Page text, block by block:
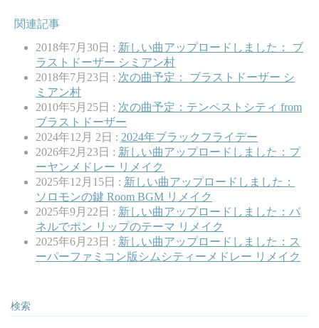
関連記事
2018年7月30日 : 新しい曲アップロードしました： ブ
ラストドーザー シミアン村
2018年7月23日 : 次の曲予定： ブラストドーザー シ
ミアン村
2010年5月25日 : 次の曲予定：テンペストシティ from
ブラストドーザー
2024年12月 2日 : 2024年ブラックフライデー
2026年2月23日 : 新しい曲アップロードしました：プ
ーヤンメドレー リメイク
2025年12月15日 : 新しい曲アップロードしました：
ソロモンの鍵 Room BGM リメイク
2025年9月22日 : 新しい曲アップロードしました：パ
ネルでポン リップのテーマ リメイク
2025年6月23日 : 新しい曲アップロードしました：ス
ーパーファミコン版シムシティーメドレー リメイク
検索